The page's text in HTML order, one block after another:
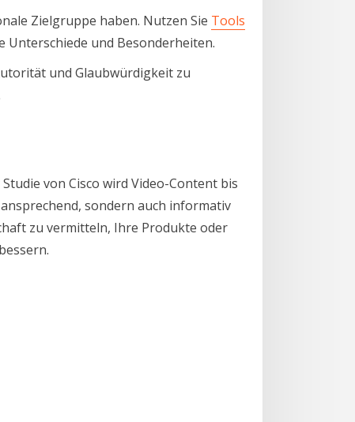
Zielgruppe haben. Nutzen Sie Tools
Unterschiede und Besonderheiten.
und Glaubwürdigkeit zu
von Cisco wird Video-Content bis
sondern auch informativ
zu vermitteln, Ihre Produkte oder